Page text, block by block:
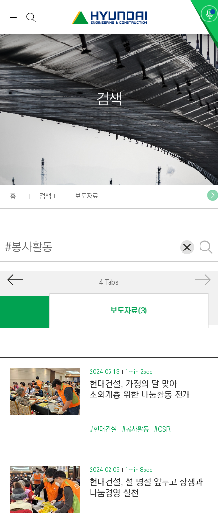
현
건
설
(
H
Y
U
N
E
N
I
O
N
S
T
R
I
O
N
)
메
뉴
검
색
검색
홈 검색 보도자료
삭
제
검
색
4 Tabs
보도자료(3)
2024.05.13 1min 2sec
현대건설, 가정의 달 맞아
소외계층 위한 나눔활동 전개
#현대건설 #봉사활동 #CSR
2024.02.05 1min 8sec
현대건설, 설 명절 앞두고 상생과
나눔경영 실천